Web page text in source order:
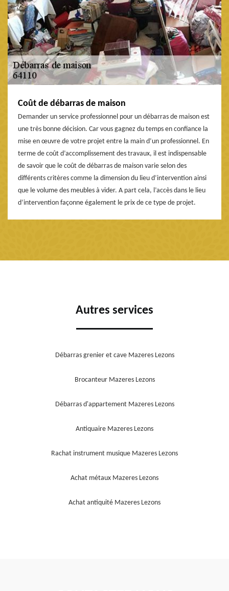
Coût de débarras de maison
Demander un service professionnel pour un débarras de maison est
une très bonne décision. Car vous gagnez du temps en confiance la
mise en œuvre de votre projet entre la main d’un professionnel. En
terme de coût d’accomplissement des travaux, il est indispensable
de savoir que le coût de débarras de maison varie selon des
différents critères comme la dimension du lieu d’intervention ainsi
que le volume des meubles à vider. A part cela, l’accès dans le lieu
d’intervention façonne également le prix de ce type de projet.
Autres services
Débarras grenier et cave Mazeres Lezons
Brocanteur Mazeres Lezons
Débarras d'appartement Mazeres Lezons
Antiquaire Mazeres Lezons
Rachat instrument musique Mazeres Lezons
Achat métaux Mazeres Lezons
Achat antiquité Mazeres Lezons